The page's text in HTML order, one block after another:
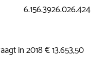
6.156.3926.026.424
in 2018 € 13.653,50